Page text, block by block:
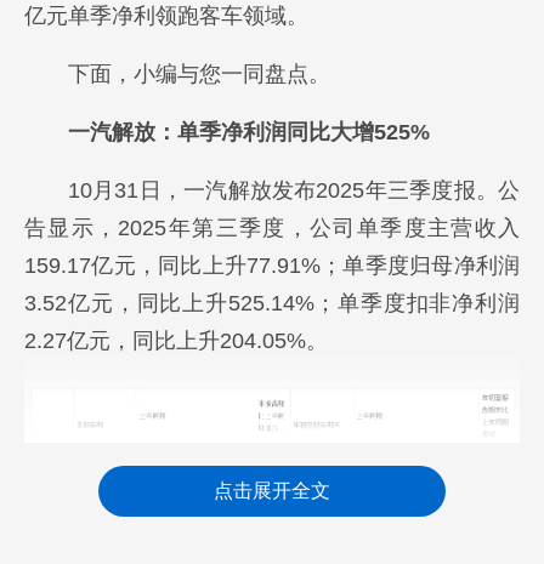
亿元单季净利领跑客车领域。
下面，小编与您一同盘点。
一汽解放：单季净利润同比大增525%
10月31日，一汽解放发布2025年三季度报。公
告显示，2025年第三季度，公司单季度主营收入
159.17亿元，同比上升77.91%；单季度归母净利润
3.52亿元，同比上升525.14%；单季度扣非净利润
2.27亿元，同比上升204.05%。
点击展开全文